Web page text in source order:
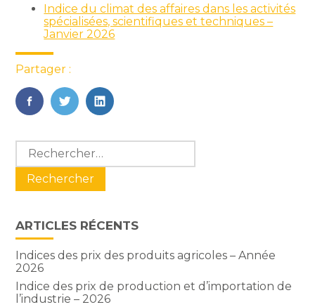
Indice du climat des affaires dans les activités
spécialisées, scientifiques et techniques –
Janvier 2026
Partager :
FaceBook
TwitterLinkedIn
Blog
sidebar
Rechercher :
ARTICLES RÉCENTS
Indices des prix des produits agricoles – Année
2026
Indice des prix de production et d’importation de
l’industrie – 2026